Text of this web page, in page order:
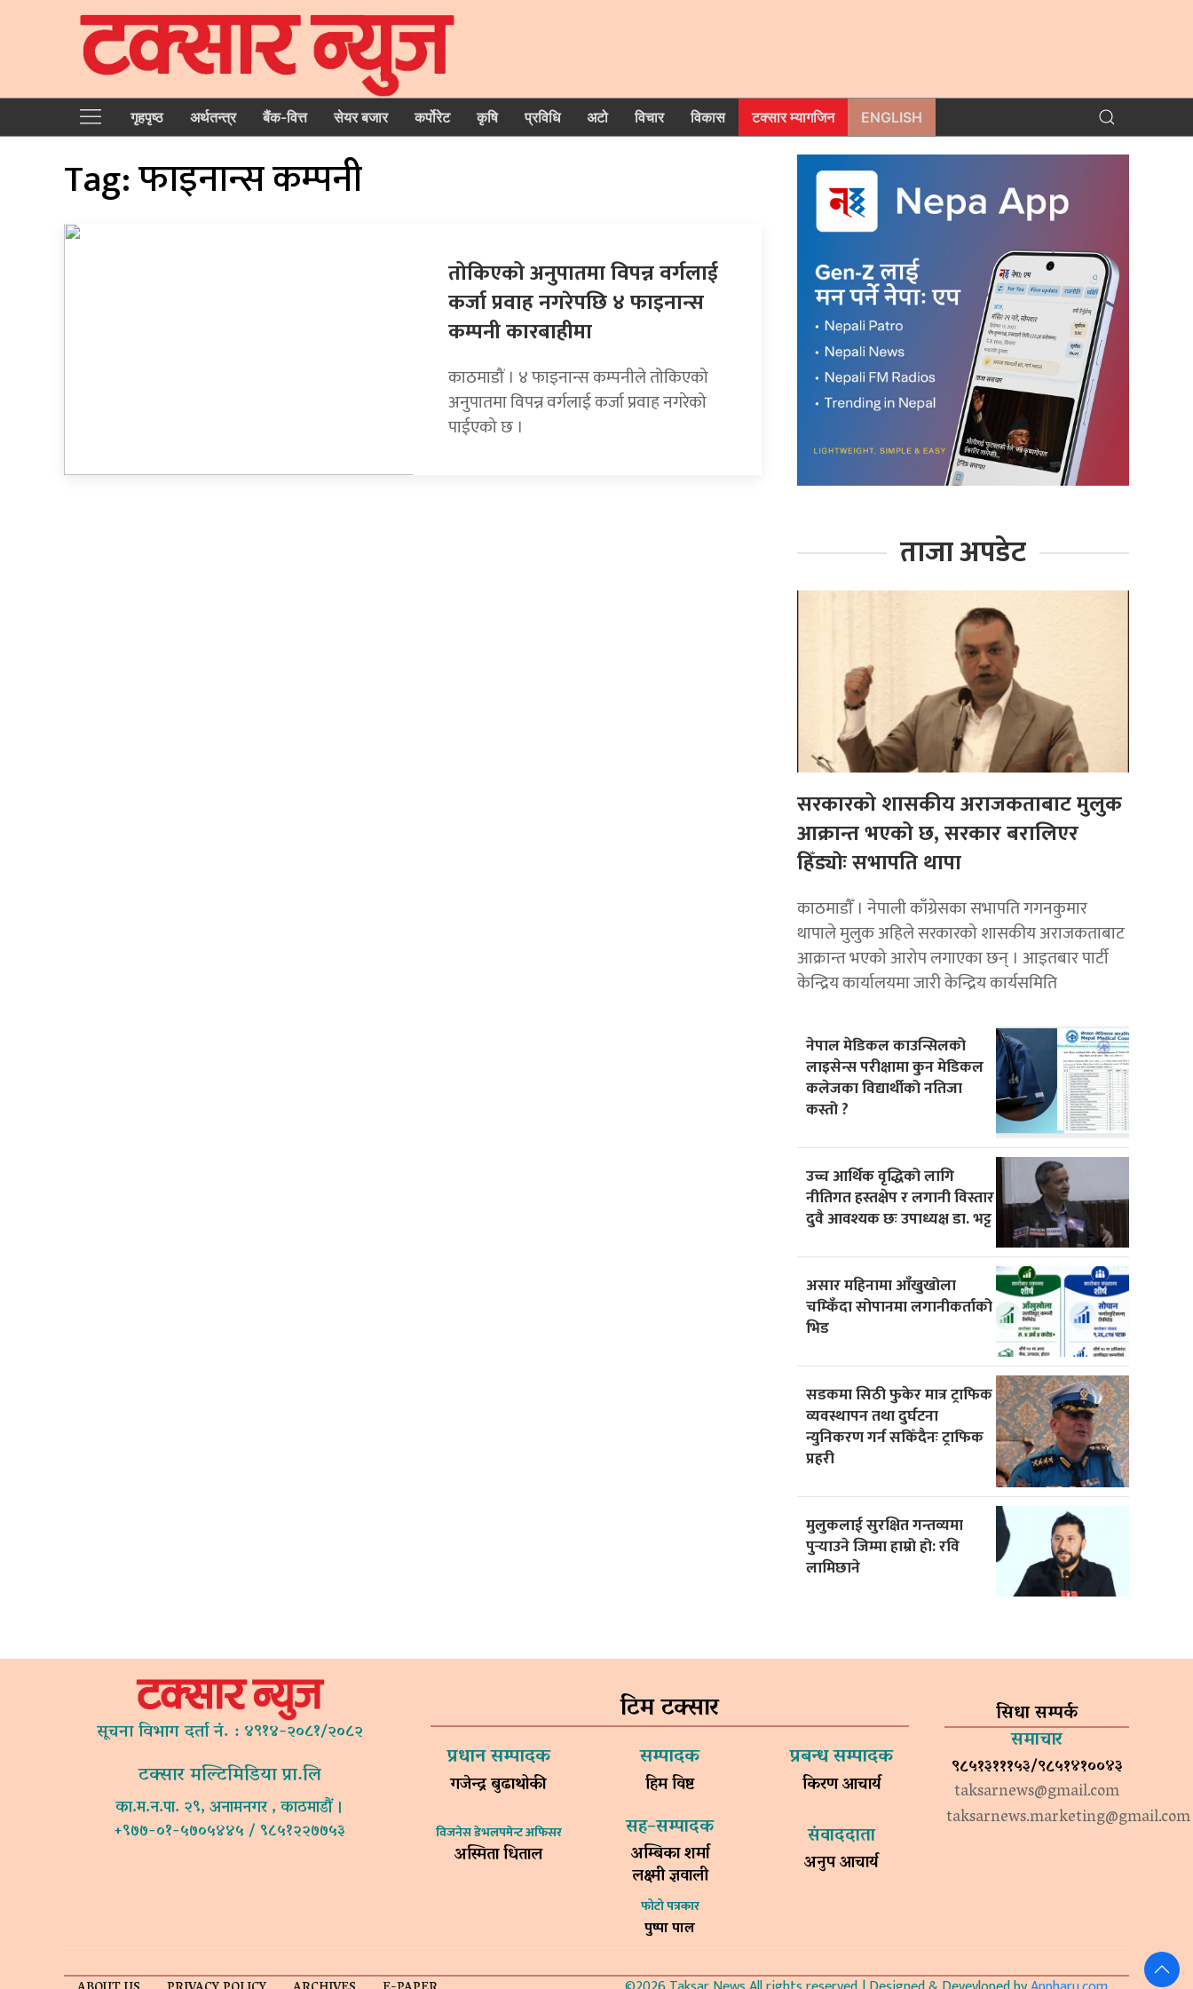
गृहपृष्‍ठ अर्थतन्त्र बैंक-वित्त सेयर बजार कर्पोरेट कृषि प्रविधि अटो विचार विकास टक्सार म्यागजिन ENGLISH
Tag:फाइनान्स कम्पनी
तोकिएको अनुपातमा विपन्न वर्गलाई
कर्जा प्रवाह नगरेपछि ४ फाइनान्स
कम्पनी कारबाहीमा
काठमाडौं । ४ फाइनान्स कम्पनीले तोकिएको
अनुपातमा विपन्न वर्गलाई कर्जा प्रवाह नगरेको
पाईएको छ ।
ताजा अपडेट
सरकारको शासकीय अराजकताबाट मुलुक
आक्रान्त भएको छ, सरकार बरालिएर
हिँड्याेः सभापति थापा
काठमाडाैँ । नेपाली काँग्रेसका सभापति गगनकुमार
थापाले मुलुक अहिले सरकारको शासकीय अराजकताबाट
आक्रान्त भएको आरोप लगाएका छन् । आइतबार पार्टी
केन्द्रिय कार्यालयमा जारी केन्द्रिय कार्यसमिति
नेपाल मेडिकल काउन्सिलको
लाइसेन्स परीक्षामा कुन मेडिकल
कलेजका विद्यार्थीको नतिजा
कस्तो ?
उच्च आर्थिक वृद्धिको लागि
नीतिगत हस्तक्षेप र लगानी विस्तार
दुवै आवश्यक छः उपाध्यक्ष डा. भट्ट
असार महिनामा आँखुखोला
चम्किँदा सोपानमा लगानीकर्ताको
भिड
सडकमा सिठी फुकेर मात्र ट्राफिक
व्यवस्थापन तथा दुर्घटना
न्युनिकरण गर्न सकिँदैनः ट्राफिक
प्रहरी
मुलुकलाई सुरक्षित गन्तव्यमा
पुर्‍याउने जिम्मा हाम्रो हो: रवि
लामिछाने
सूचना विभाग दर्ता नं. : ४९१४-२०८१/२०८२
टक्सार मल्टिमिडिया प्रा.लि
का.म.न.पा. २९, अनामनगर , काठमाडौं ।
+९७७-०१-५७०५४४५ / ९८५१२२७७५३
टिम टक्सार
प्रधान सम्पादक
गजेन्द्र बुढाथोकी
सम्पादक
हिम विष्ट
प्रबन्ध सम्पादक
किरण आचार्य
विजनेस डेभलपमेन्ट अफिसर
अस्मिता धिताल
सह–सम्पादक
अम्बिका शर्मा
लक्ष्मी ज्ञवाली
फोटो पत्रकार
पुष्पा पाल
संवाददाता
अनुप आचार्य
सिधा सम्पर्क
समाचार
९८५१३१११५३/९८५१४१००४३
taksarnews@gmail.com
taksarnews.marketing@gmail.com